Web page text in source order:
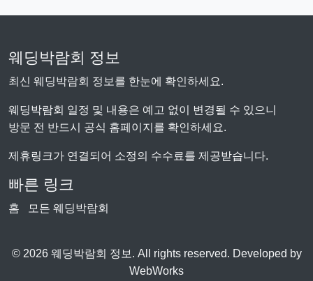
웨딩박람회 정보
최신 웨딩박람회 정보를 한눈에 확인하세요.
웨딩박람회 일정 및 내용은 예고 없이 변경될 수 있으니
방문 전 반드시 공식 홈페이지를 확인하세요.
제휴링크가 연결되어 소정의 수수료를 제공받습니다.
빠른 링크
홈 모든 웨딩박람회
© 2026 웨딩박람회 정보. All rights reserved. Developed by
WebWorks